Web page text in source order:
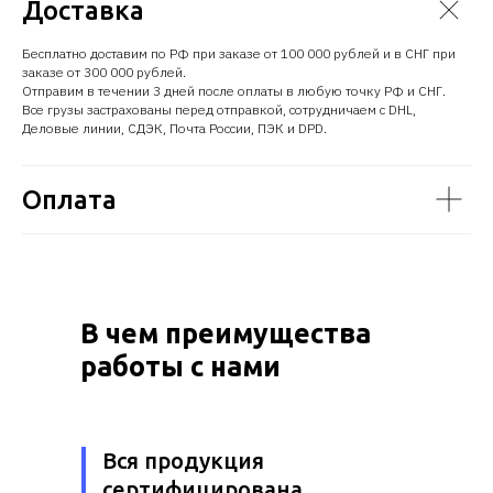
Доставка
Бесплатно доставим по РФ при заказе от 100 000 рублей и в СНГ при
заказе от 300 000 рублей.
Отправим в течении 3 дней после оплаты в любую точку РФ и СНГ.
Все грузы застрахованы перед отправкой, сотрудничаем с DHL,
Деловые линии, СДЭК, Почта России, ПЭК и DPD.
Оплата
В чем преимущества
работы с нами
Вся продукция